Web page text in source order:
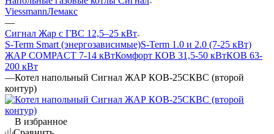
ViessmannЛемакс
—
Сигнал Жар с ГВС 12,5–25 кВт
S-Term Smart (энергозависимые)S-Term 1.0 и 2.0 (7-25 кВт)
ЖАР COMPACT 7-14 кВтКомфорт КОВ 31,5-50 кВтКОВ 63-
200 кВт
—Котел напольный Сигнал ЖАР КОВ-25СКВС (второй
контур)
В избранное